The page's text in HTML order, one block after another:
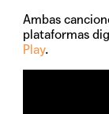
Ambas
plataformas
Play.